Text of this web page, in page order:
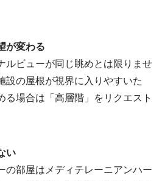
が変わる
ルビューが同じ眺めとは限りませ
設の屋根が視界に入りやすいた
る場合は「高層階」をリクエスト
い
の部屋はメディテレーニアンハー